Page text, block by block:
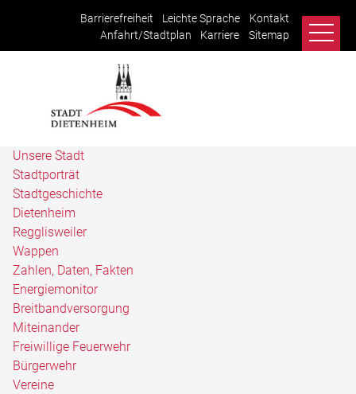
Barrierefreiheit Leichte Sprache
Kontakt
Anfahrt/Stadtplan
Karriere Sitemap
Unsere Stadt
Stadtporträt
Stadtgeschichte
Dietenheim
Regglisweiler
Wappen
Zahlen, Daten, Fakten
Energiemonitor
Breitbandversorgung
Miteinander
Freiwillige Feuerwehr
Bürgerwehr
Vereine